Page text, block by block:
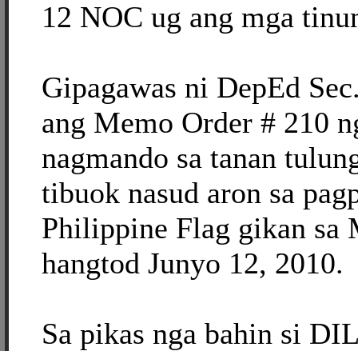
12 NOC ug ang mga
Gipagawas ni DepEd
ang Memo Order # 210
nagmando sa tanan
tibuok nasud aron sa
Philippine Flag gikan sa
hangtod Junyo 12, 2010.
Sa pikas nga bahin si